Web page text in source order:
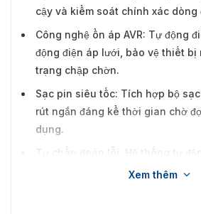
cậy và kiểm soát chính xác dòng
Công nghệ ổn áp AVR: Tự động
động điện áp lưới, bảo vệ thiết bị
trạng chập chờn.
Sạc pin siêu tốc: Tích hợp bộ
rút ngắn đáng kể thời gian chờ
dụng.
Tự chẩn đoán lỗi: Hệ thống tự
đoán tình trạng hoạt động khi
Xem thêm